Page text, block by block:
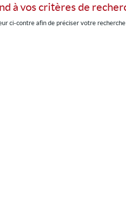
à vos critères de
ci-contre afin de préciser votre recherche